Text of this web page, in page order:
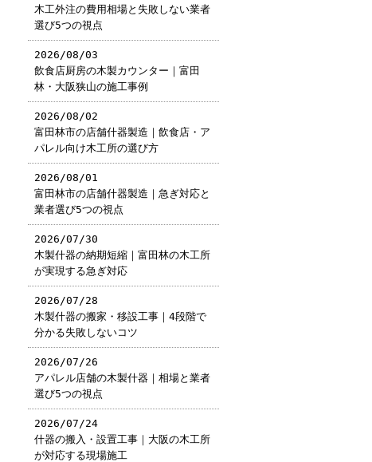
木工外注の費用相場と失敗しない業者
選び5つの視点
2026/08/03
飲食店厨房の木製カウンター｜富田
林・大阪狭山の施工事例
2026/08/02
富田林市の店舗什器製造｜飲食店・ア
パレル向け木工所の選び方
2026/08/01
富田林市の店舗什器製造｜急ぎ対応と
業者選び5つの視点
2026/07/30
木製什器の納期短縮｜富田林の木工所
が実現する急ぎ対応
2026/07/28
木製什器の搬家・移設工事｜4段階で
分かる失敗しないコツ
2026/07/26
アパレル店舗の木製什器｜相場と業者
選び5つの視点
2026/07/24
什器の搬入・設置工事｜大阪の木工所
が対応する現場施工